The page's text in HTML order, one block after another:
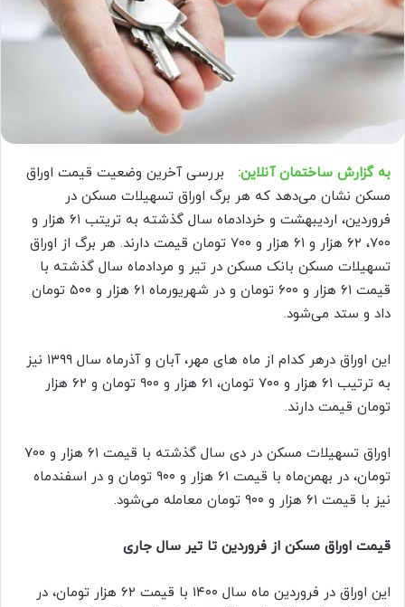
به گزارش ساختمان آنلاین:
بررسی آخرین وضعیت قیمت اوراق
مسکن نشان می‌دهد که هر برگ اوراق تسهیلات مسکن در
فروردین، اردیبهشت و خردادماه سال گذشته به تریتب ۶۱ هزار و
۷۰۰، ۶۲ هزار و ۶۱ هزار و ۷۰۰ تومان قیمت دارند. هر برگ از اوراق
تسهیلات مسکن بانک مسکن در تیر و مردادماه سال گذشته با
قیمت ۶۱ هزار و ۶۰۰ تومان و در شهریورماه ۶۱ هزار و ۵۰۰ تومان
داد و ستد می‌شود.
این اوراق درهر کدام از ماه های مهر، آبان‌ و آذرماه سال ۱۳۹۹ نیز
به ترتیب ۶۱ هزار و ۷۰۰ تومان، ۶۱ هزار و ۹۰۰ تومان و ۶۲ هزار
تومان قیمت دارند.
اوراق تسهیلات مسکن در دی‌ سال گذشته با قیمت ۶۱ هزار و ۷۰۰
تومان، در بهمن‌ماه با قیمت ۶۱ هزار و ۹۰۰ تومان و در اسفندماه
نیز با قیمت ۶۱ هزار و ۹۰۰ تومان معامله می‌شود.
قیمت اوراق مسکن از فروردین تا تیر سال جاری
این اوراق در فروردین ماه سال ۱۴۰۰ با قیمت ۶۲ هزار تومان، در